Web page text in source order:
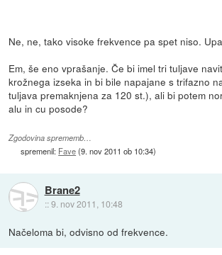
Ne, ne, tako visoke frekvence pa spet niso.
Em, še eno vprašanje. Če bi imel tri tuljave
krožnega izseka in bi bile napajane s trifazno
tuljava premaknjena za 120 st.), ali bi potem
alu in cu posode?
Zgodovina sprememb…
spremenil: Fave(9. nov 2011 ob 10:34)
Brane2
::9. nov 2011, 10:48
Načeloma bi, odvisno od frekvence.